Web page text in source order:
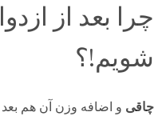
چرا بعد از
شویم!؟
چاقی و اضافه وزن آن هم بعد